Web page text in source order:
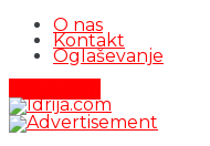
O nas
Kontakt
Oglaševanje